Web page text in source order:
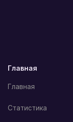
Главная
Главная
Статистика